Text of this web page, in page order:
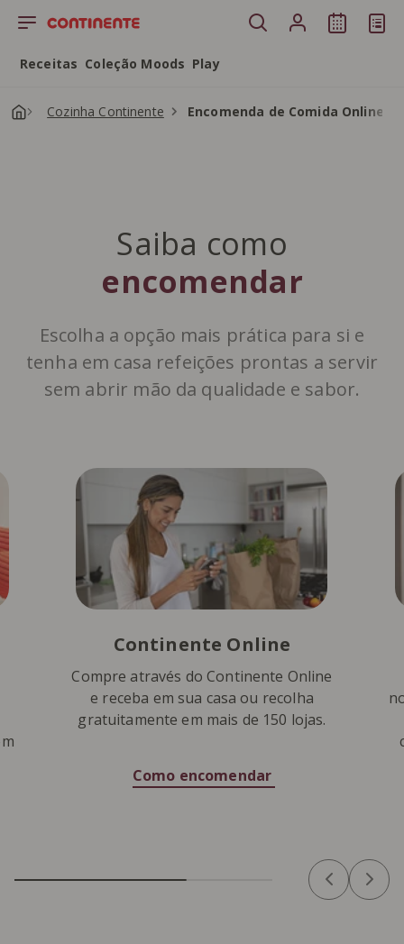
Saltar para o conteúdo principal
Receitas Coleção Moods Play
Cozinha Continente Encomenda de Comida Online
Saiba como
encomendar
Escolha a opção mais prática para si e
tenha em casa refeições prontas a servir
sem abrir mão da qualidade e sabor.
Continente Online
Compre através do Continente Online
e receba em sua casa ou recolha
gratuitamente em mais de 150 lojas.
Como encomendar